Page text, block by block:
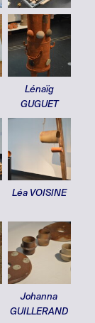
Lénaïg
GUGUET
Léa VOISINE
Johanna
GUILLERAND